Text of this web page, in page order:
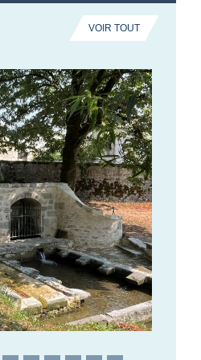
VOIR TOUT